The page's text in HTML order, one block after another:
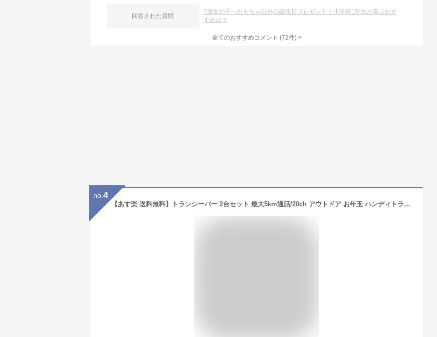
回答された質問
7歳女の子へおもちゃ以外の誕生日プレゼント！小学校1年生が喜ぶおす
すめは？
全てのおすすめコメント (72件) >
no. 4
【あす楽 送料無料】トランシーバー 2台セット 最大5km通話/20ch アウトドア お年玉 ハンディトランシーバー プレゼント 玩具 おもちゃ 小学生 男の子 女の子 3歳 4歳 5歳 クリスマス クリスマスプレゼント